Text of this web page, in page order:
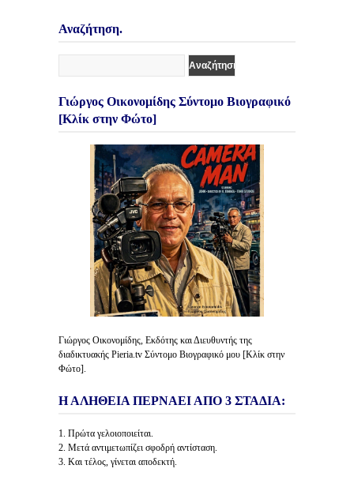
Αναζήτηση.
Γιώργος Οικονομίδης Σύντομο Βιογραφικό
[Κλίκ στην Φώτο]
Γιώργος Οικονομίδης, Εκδότης και Διευθυντής της
διαδικτυακής Pieria.tv Σύντομο Βιογραφικό μου [Κλίκ στην
Φώτο].
Η ΑΛΗΘΕΙΑ ΠΕΡΝΑΕΙ ΑΠΟ 3 ΣΤΑΔΙΑ:
1. Πρώτα γελοιοποιείται.
2. Μετά αντιμετωπίζει σφοδρή αντίσταση.
3. Και τέλος, γίνεται αποδεκτή.